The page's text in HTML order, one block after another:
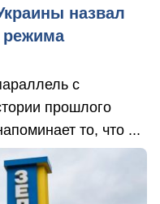
назвал
режима
с
прошлого
то, что ...